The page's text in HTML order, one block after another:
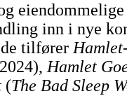
eiendommelige
inn i nye
de tilførerHamlet
Hamlet
(The Bad Sleep